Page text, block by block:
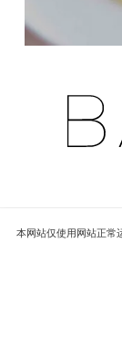
本网站仅使用网站正常